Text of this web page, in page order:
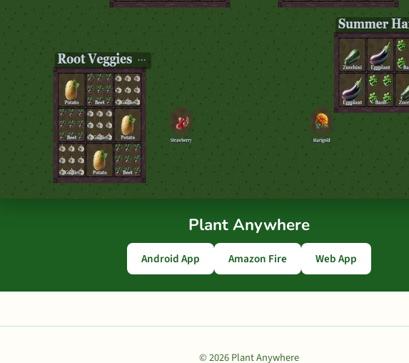
Plant Anywhere
Android App Amazon Fire Web App
© 2026 Plant Anywhere